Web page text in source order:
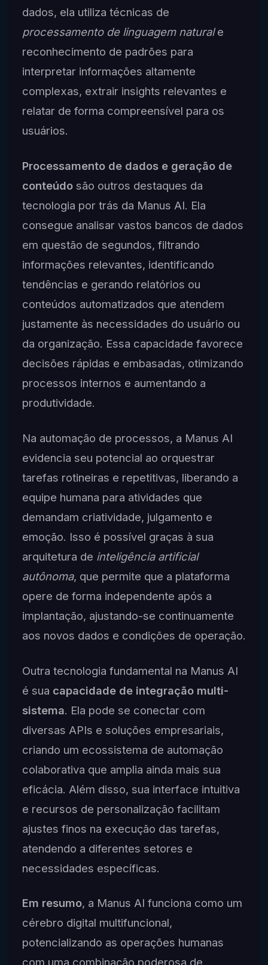
dados, ela utiliza técnicas de
processamento de linguagem naturale
reconhecimento de padrões para
interpretar informações altamente
complexas, extrair insights relevantes e
relatar de forma compreensível para os
usuários.
Processamento de dados e geração de
conteúdosão outros destaques da
tecnologia por trás da Manus AI. Ela
consegue analisar vastos bancos de dados
em questão de segundos, filtrando
informações relevantes, identificando
tendências e gerando relatórios ou
conteúdos automatizados que atendem
justamente às necessidades do usuário ou
da organização. Essa capacidade favorece
decisões rápidas e embasadas, otimizando
processos internos e aumentando a
produtividade.
Na automação de processos, a Manus AI
evidencia seu potencial ao orquestrar
tarefas rotineiras e repetitivas, liberando a
equipe humana para atividades que
demandam criatividade, julgamento e
emoção. Isso é possível graças à sua
arquitetura de inteligência artificial
autônoma, que permite que a plataforma
opere de forma independente após a
implantação, ajustando-se continuamente
aos novos dados e condições de operação.
Outra tecnologia fundamental na Manus AI
é sua capacidade de integração multi-
sistema. Ela pode se conectar com
diversas APIs e soluções empresariais,
criando um ecossistema de automação
colaborativa que amplia ainda mais sua
eficácia. Além disso, sua interface intuitiva
e recursos de personalização facilitam
ajustes finos na execução das tarefas,
atendendo a diferentes setores e
necessidades específicas.
Em resumo, a Manus AI funciona como um
cérebro digital multifuncional,
potencializando as operações humanas
com uma combinação poderosa de